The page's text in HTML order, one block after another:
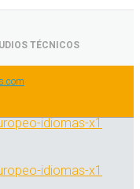
TÉCNICOS